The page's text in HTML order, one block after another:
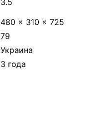
480 × 310 × 725
79
Украина
3 года